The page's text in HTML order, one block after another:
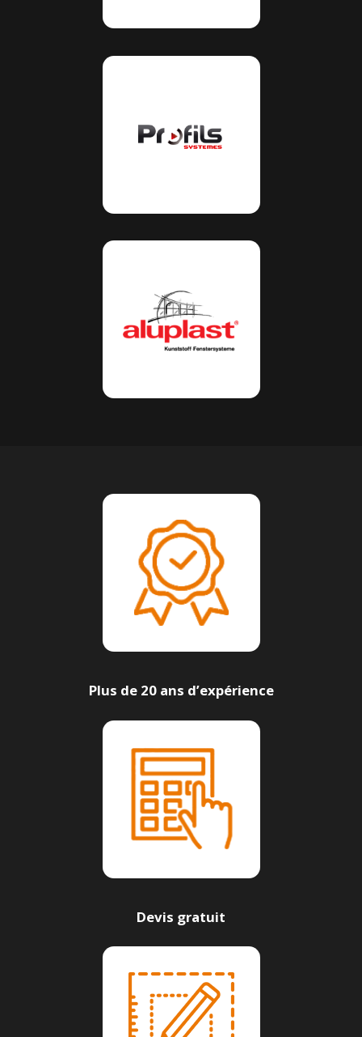
Plus de 20 ans d’expérience
Devis gratuit